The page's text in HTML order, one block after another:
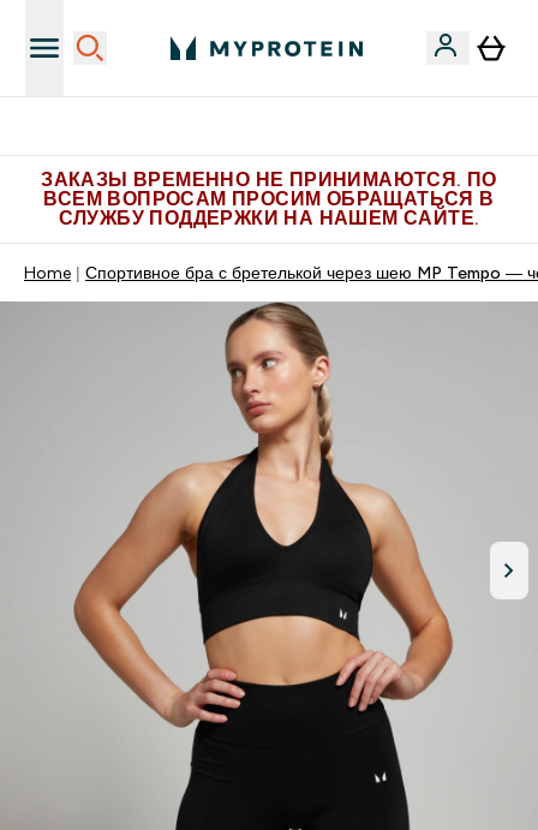
ЗАКАЗЫ ВРЕМЕННО НЕ ПРИНИМАЮТСЯ. ПО
ВСЕМ ВОПРОСАМ ПРОСИМ ОБРАЩАТЬСЯ В
СЛУЖБУ ПОДДЕРЖКИ НА НАШЕМ САЙТЕ.
Home Спортивное бра с бретелькой через шею MP Tempo —